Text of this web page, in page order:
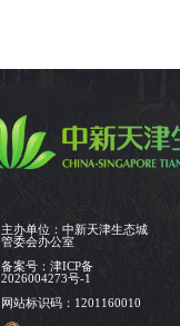
主办单位：中新天津生态城
管委会办公室
备案号：津ICP备
2026004273号-1
网站标识码：1201160010